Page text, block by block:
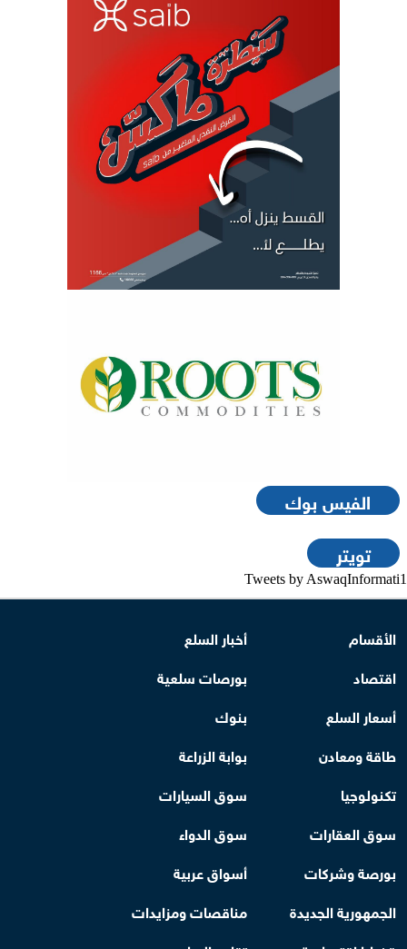
الفيس بوك
تويتر
Tweets by AswaqInformati1
الأقسام
أخبار السلع
اقتصاد
بورصات سلعية
أسعار السلع
بنوك
طاقة ومعادن
بوابة الزراعة
تكنولوجيا
سوق السيارات
سوق العقارات
سوق الدواء
بورصة وشركات
أسواق عربية
الجمهورية الجديدة
مناقصات ومزايدات